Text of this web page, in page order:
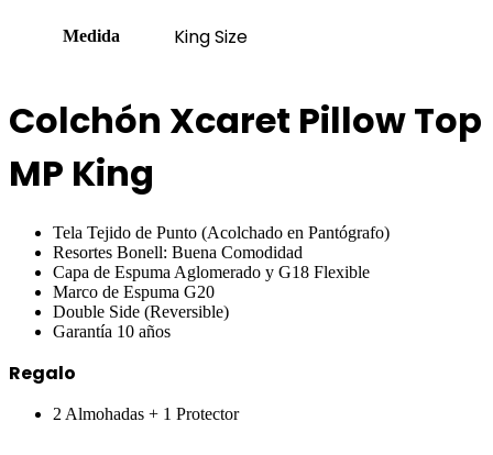
Medida King Size
‎Colchón Xcaret Pillow Top
MP King
Tela Tejido de Punto (Acolchado en Pantógrafo)
Resortes Bonell: Buena Comodidad
Capa de Espuma Aglomerado y G18 Flexible
Marco de Espuma G20
Double Side (Reversible)
Garantía 10 años
Regalo
2 Almohadas + 1 Protector